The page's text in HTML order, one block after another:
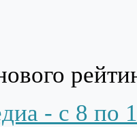
- с 8 по